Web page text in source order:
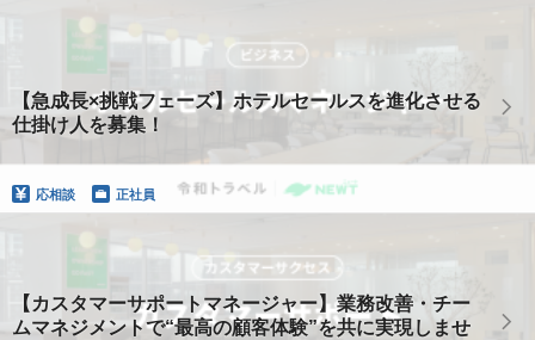
【急成長×挑戦フェーズ】ホテルセールスを進化させる
仕掛け人を募集！
応相談 正社員
【カスタマーサポートマネージャー】業務改善・チー
ムマネジメントで“最高の顧客体験”を共に実現しませ